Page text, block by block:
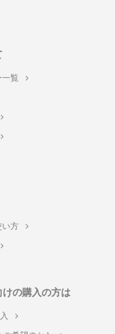
覧
い方
の購入の方は